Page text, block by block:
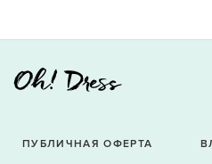
ПУБЛИЧНАЯ ОФЕРТА